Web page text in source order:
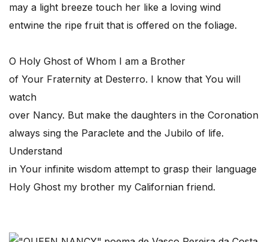
may a light breeze touch her like a loving wind
entwine the ripe fruit that is offered on the foliage.
O Holy Ghost of Whom I am a Brother
of Your Fraternity at Desterro. I know that You will
watch
over Nancy. But make the daughters in the Coronation
always sing the Paraclete and the Jubilo of life.
Understand
in Your infinite wisdom attempt to grasp their language
Holy Ghost my brother my Californian friend.